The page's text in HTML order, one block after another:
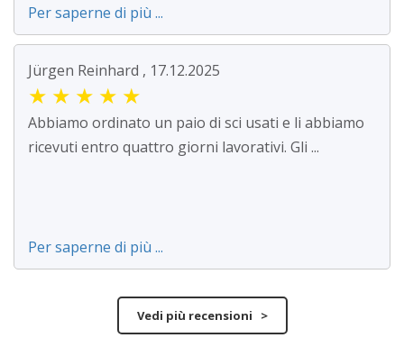
Per saperne di più ...
Jürgen Reinhard , 17.12.2025
★ ★ ★ ★ ★
Abbiamo ordinato un paio di sci usati e li abbiamo
ricevuti entro quattro giorni lavorativi. Gli ...
Per saperne di più ...
Vedi più recensioni >